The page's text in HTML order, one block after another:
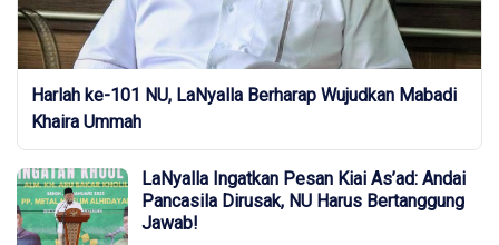
Harlah ke-101 NU, LaNyalla Berharap Wujudkan Mabadi
Khaira Ummah
LaNyalla Ingatkan Pesan Kiai As’ad: Andai
Pancasila Dirusak, NU Harus Bertanggung
Jawab!